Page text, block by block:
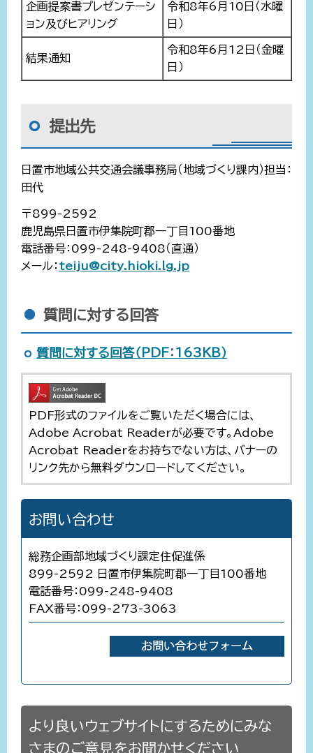
企画提案書プレゼンテーシ
ョン及びヒアリング
令和8年6月10日（水曜
日）
結果通知
令和8年6月12日（金曜
日）
提出先
日置市地域公共交通会議事務局（地域づくり課内）担当：
田代
〒899-2592
鹿児島県日置市伊集院町郡一丁目100番地
電話番号：099-248-9408（直通）
メール： teiju@city.hioki.lg.jp
質問に対する回答
質問に対する回答（PDF：163KB）
PDF形式のファイルをご覧いただく場合には、
Adobe Acrobat Readerが必要です。Adobe
Acrobat Readerをお持ちでない方は、バナーの
リンク先から無料ダウンロードしてください。
お問い合わせ
総務企画部地域づくり課定住促進係
899-2592 日置市伊集院町郡一丁目100番地
電話番号：099-248-9408
FAX番号：099-273-3063
より良いウェブサイトにするためにみな
さまのご意見をお聞かせください